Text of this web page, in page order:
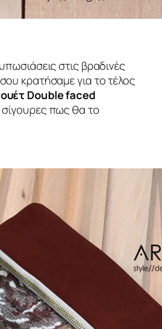
στις βραδινές
κρατήσαμε για το τέλος
Double faced
σίγουρες πως θα το